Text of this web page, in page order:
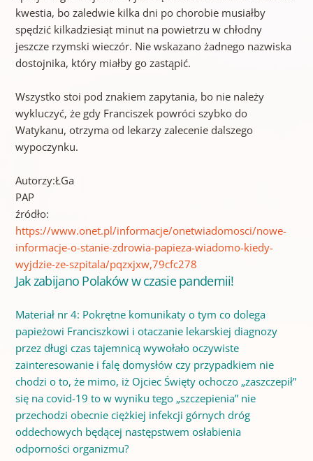
kwestia, bo zaledwie kilka dni po chorobie musiałby
spędzić kilkadziesiąt minut na powietrzu w chłodny
jeszcze rzymski wieczór. Nie wskazano żadnego nazwiska
dostojnika, który miałby go zastąpić.
Wszystko stoi pod znakiem zapytania, bo nie należy
wykluczyć, że gdy Franciszek powróci szybko do
Watykanu, otrzyma od lekarzy zalecenie dalszego
wypoczynku.
Autorzy:ŁGa
PAP
źródło:
https://www.onet.pl/informacje/onetwiadomosci/nowe-
informacje-o-stanie-zdrowia-papieza-wiadomo-kiedy-
wyjdzie-ze-szpitala/pqzxjxw,79cfc278
Jak zabijano Polaków w czasie pandemii!
Materiał nr 4: Pokrętne komunikaty o tym co dolega
papieżowi Franciszkowi i otaczanie lekarskiej diagnozy
przez długi czas tajemnicą wywołało oczywiste
zainteresowanie i falę domysłów czy przypadkiem nie
chodzi o to, że mimo, iż Ojciec Święty ochoczo „zaszczepił”
się na covid-19 to w wyniku tego „szczepienia” nie
przechodzi obecnie ciężkiej infekcji górnych dróg
oddechowych będącej następstwem osłabienia
odporności organizmu?